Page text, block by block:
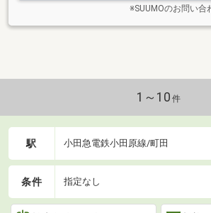
※SUUMOのお問い合
1～10 件
駅 小田急電鉄小田原線/町田
条件 指定なし